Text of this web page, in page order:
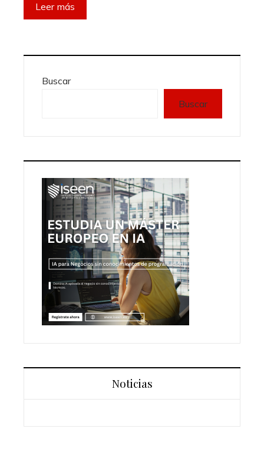
Leer más
Buscar
Buscar
Noticias